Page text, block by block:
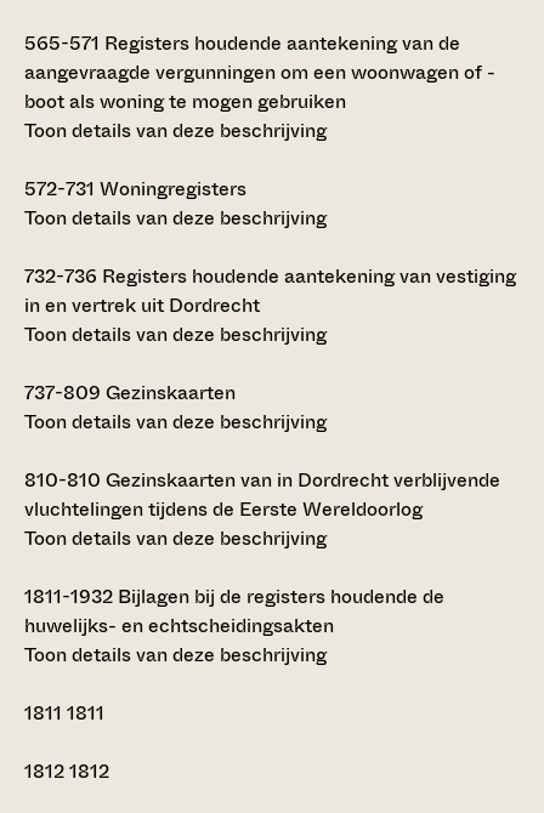
565-571 Registers houdende aantekening van de
aangevraagde vergunningen om een woonwagen of -
boot als woning te mogen gebruiken
Toon details van deze beschrijving
572-731 Woningregisters
Toon details van deze beschrijving
732-736 Registers houdende aantekening van vestiging
in en vertrek uit Dordrecht
Toon details van deze beschrijving
737-809 Gezinskaarten
Toon details van deze beschrijving
810-810 Gezinskaarten van in Dordrecht verblijvende
vluchtelingen tijdens de Eerste Wereldoorlog
Toon details van deze beschrijving
1811-1932 Bijlagen bij de registers houdende de
huwelijks- en echtscheidingsakten
Toon details van deze beschrijving
1811 1811
18121812